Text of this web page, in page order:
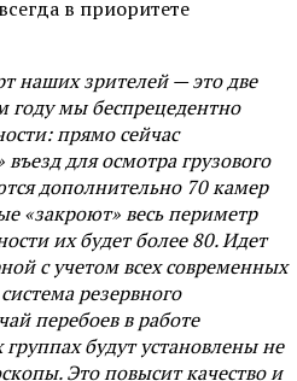
в приоритете
наших зрителей — это две
году мы беспрецедентно
прямо сейчас
для осмотра грузового
дополнительно 70 камер
«закроют» весь периметр
их будет более 80. Идет
с учетом всех современных
резервного
перебоев в работе
будут установлены не
Это повысит качество и